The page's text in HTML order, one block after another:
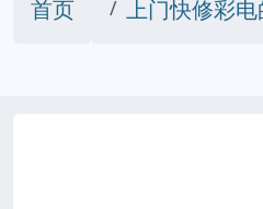
首页 上门快修彩